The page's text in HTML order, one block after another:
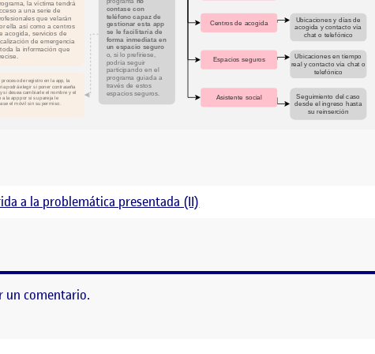
a la problemática presentada (II)
un comentario.